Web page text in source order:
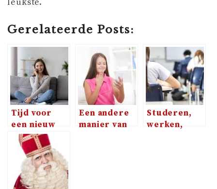
leukste.
Gerelateerde Posts:
Tijd voor
een nieuw
abonnement
om extra
veel te
kunnen
kletsen!
Een andere
manier van
Studeren,
werken,